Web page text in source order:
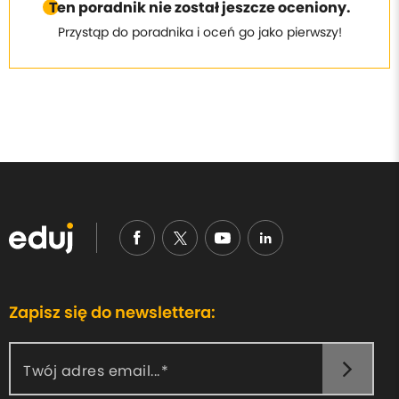
Ten poradnik nie został jeszcze oceniony.
Przystąp do poradnika i oceń go jako pierwszy!
Zapisz się do newslettera:
Twój adres email...